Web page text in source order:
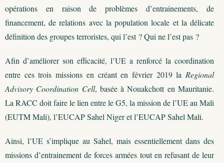
opérations en raison de problèmes d’entrainements, de
financement, de relations avec la population locale et la délicate
définition des groupes terroristes, qui l’est ? Qui ne l’est pas ?
Afin d’améliorer son efficacité, l’UE a renforcé la coordination
entre ces trois missions en créant en février 2019 la Regional
Advisory Coordination Cell, basée à Nouakchott en Mauritanie.
La RACC doit faire le lien entre le G5, la mission de l’UE au Mali
(EUTM Mali), l’EUCAP Sahel Niger et l’EUCAP Sahel Mali.
Ainsi, l’UE s’implique au Sahel, mais essentiellement dans des
missions d’entrainement de forces armées tout en refusant de leur